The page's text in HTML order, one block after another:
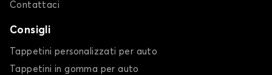
Contattaci
Consigli
Tappetini personalizzati per auto
Tappetini in gomma per auto